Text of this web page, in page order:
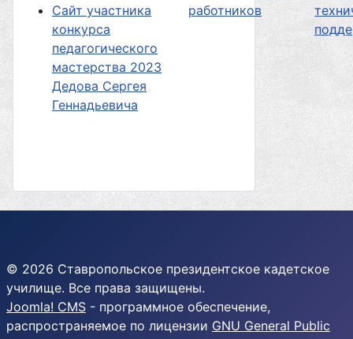
Сайт участника
конкурса
педагогического
мастерства 2023
Дедова Сергея
Геннадьевича
работников
© 2026 Ставропольское президентское кадетское
училище. Все права защищены.
Joomla! CMS - программное обеспечение,
распространяемое по лицензии GNU General Public